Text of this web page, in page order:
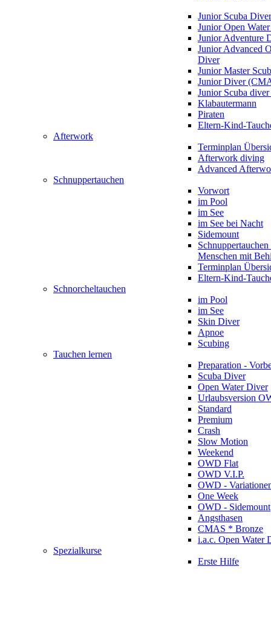
Junior Scuba Diver
Junior Open
Junior Adventure
Junior Advanced
Diver
Junior Master
Junior Diver
Junior Scuba
Klabautermann
Piraten
Eltern-Kind-
Afterwork
Terminplan
Afterwork diving
Advanced
Schnuppertauchen
Vorwort
im Pool
im See
im See bei Nacht
Sidemount
Menschen mit
Terminplan
Eltern-Kind-
Schnorcheltauchen
im Pool
im See
Skin Diver
Apnoe
Scubing
Tauchen lernen
Preparation -
Scuba Diver
Open Water Diver
Urlaubsversion
Standard
Premium
Crash
Slow Motion
Weekend
OWD Flat
OWD V.I.P.
OWD -
One Week
OWD - Sidemount
Angsthasen
CMAS * Bronze
i.a.c. Open Water
Spezialkurse
Erste Hilfe